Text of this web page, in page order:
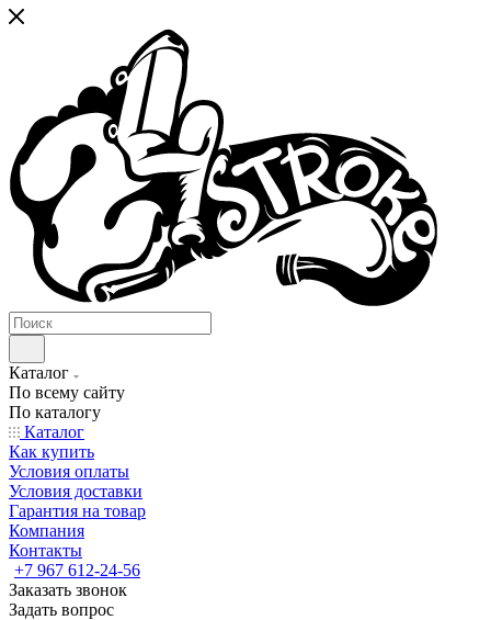
Каталог
По всему сайту
По каталогу
Каталог
Как купить
Условия оплаты
Условия доставки
Гарантия на товар
Компания
Контакты
+7 967 612-24-56
Заказать звонок
Задать вопрос